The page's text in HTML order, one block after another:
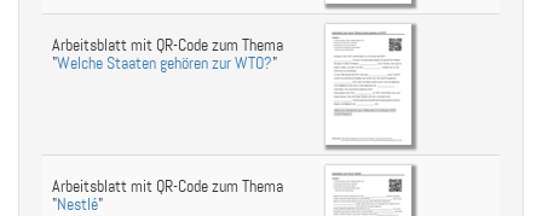
Arbeitsblatt mit QR-Code zum Thema
"Welche Staaten gehören zur WTO?"
Arbeitsblatt mit QR-Code zum Thema
"Nestlé"